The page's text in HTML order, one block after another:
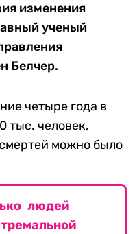
изменения
ученый
Белчер.
четыре года в
тыс. человек,
можно было
людей